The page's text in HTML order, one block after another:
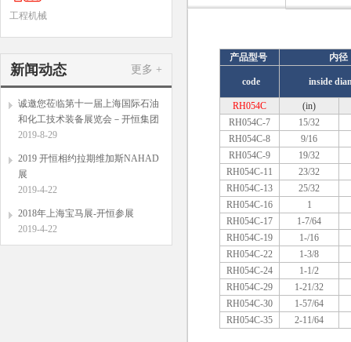
工程机械
更多 +
新闻动态
诚邀您莅临第十一届上海国际石油
和化工技术装备展览会－开恒集团
2019-8-29
2019 开恒相约拉期维加斯NAHAD
展
2019-4-22
2018年上海宝马展-开恒参展
2019-4-22
产品型号 内径
code inside
RH054C
(in)
RH054C-7
15/32
RH054C-8
9/16
RH054C-9
19/32
RH054C-11
23/32
RH054C-13
25/32
RH054C-16
1
RH054C-17
1-7/64
RH054C-19
1-/16
RH054C-22
1-3/8
RH054C-24
1-1/2
RH054C-29
1-21/32
RH054C-30
1-57/64
RH054C-35
2-11/64